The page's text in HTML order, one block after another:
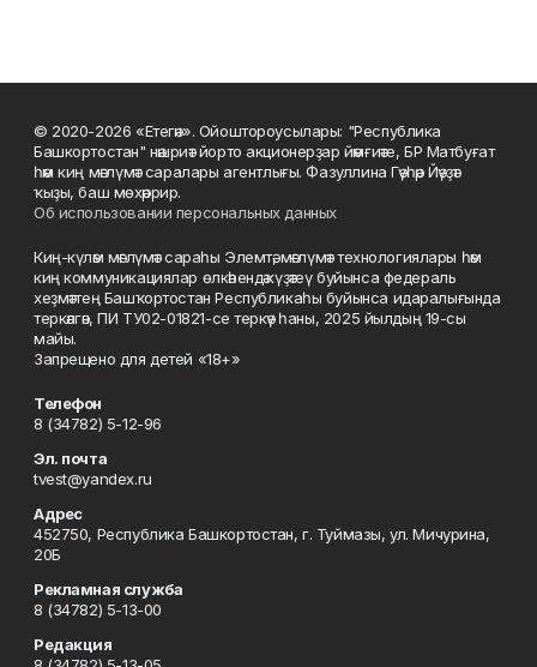
© 2020-2026 «Етегән». Ойоштороусылары: "Республика
Башкортостан" нәшриәт йорто акционерҙар йәмғиәте, БР Матбуғат
һәм киң мәғлүмәт саралары агентлығы. Фазуллина Гәүһәр Йәүҙәт
ҡыҙы, баш мөхәррир.
Об использовании персональных данных
Киң-күләм мәғлүмәт сараһы Элемтә, мәғлүмәт технологиялары һәм
киң коммуникациялар өлкәһендә күҙәтеү буйынса федераль
хеҙмәттең Башҡортостан Республикаһы буйынса идаралығында
теркәлгән, ПИ ТУ02-01821-се теркәү һаны, 2025 йылдың 19-сы
майы.
Запрещено для детей «18+»
Телефон
8 (34782) 5-12-96
Эл. почта
tvest@yandex.ru
Адрес
452750, Республика Башкортостан, г. Туймазы, ул. Мичурина,
20Б
Рекламная служба
8 (34782) 5-13-00
Редакция